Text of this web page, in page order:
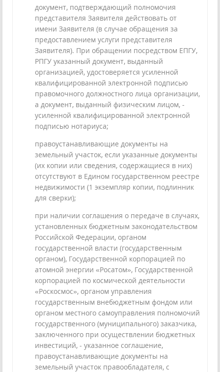
документ, подтверждающий полномочия
представителя Заявителя действовать от
имени Заявителя (в случае обращения за
предоставлением услуги представителя
Заявителя). При обращении посредством ЕПГУ,
РПГУ указанный документ, выданный
организацией, удостоверяется усиленной
квалифицированной электронной подписью
правомочного должностного лица организации,
а документ, выданный физическим лицом, -
усиленной квалифицированной электронной
подписью нотариуса;
правоустанавливающие документы на
земельный участок, если указанные документы
(их копии или сведения, содержащиеся в них)
отсутствуют в Едином государственном реестре
недвижимости (1 экземпляр копии, подлинник
для сверки);
при наличии соглашения о передаче в случаях,
установленных бюджетным законодательством
Российской Федерации, органом
государственной власти (государственным
органом), Государственной корпорацией по
атомной энергии «Росатом», Государственной
корпорацией по космической деятельности
«Роскосмос», органом управления
государственным внебюджетным фондом или
органом местного самоуправления полномочий
государственного (муниципального) заказчика,
заключенного при осуществлении бюджетных
инвестиций, - указанное соглашение,
правоустанавливающие документы на
земельный участок правообладателя, с